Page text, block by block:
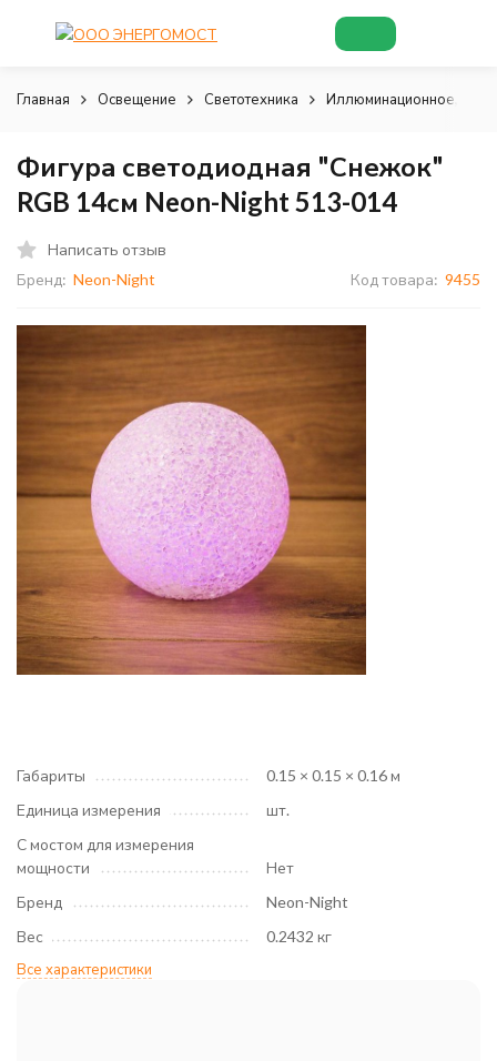
Главная Освещение Светотехника Иллюминационное,
Фигура светодиодная "Снежок"
RGB 14см Neon-Night 513-014
Написать отзыв
Бренд: Neon-Night Код товара: 9455
Габариты
0.15 × 0.15 × 0.16 м
Единица измерения
шт.
С мостом для измерения
мощности
Нет
Бренд
Neon-Night
Вес
0.2432 кг
Все характеристики